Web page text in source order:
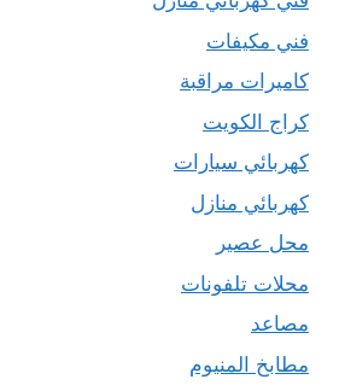
فني مكيفات
كاميرات مراقبة
كراج الكويت
كهربائي سيارات
كهربائي منازل
محل عصير
محلات تلفونات
مصاعد
مطابخ المنيوم